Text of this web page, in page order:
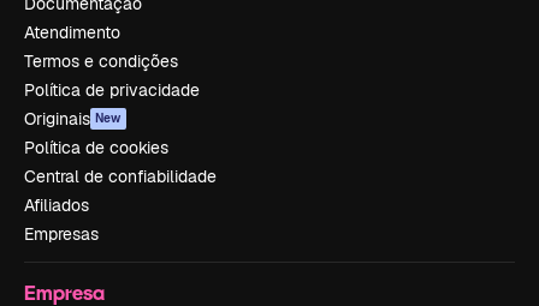
Atendimento
Termos e condições
Política de privacidade
Originais New
Política de cookies
Central de confiabilidade
Afiliados
Empresas
Empresa